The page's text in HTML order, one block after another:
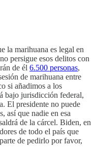
la marihuana es legal en
persigue esos delitos con
de él 6.500 personas,
de marihuana entre
si añadimos a los
bajo jurisdicción federal,
El presidente no puede
así que nadie en esa
de la cárcel. Biden, en
de todo el país que
de pedirlo por favor,